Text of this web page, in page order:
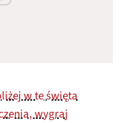
w te święta
wygraj